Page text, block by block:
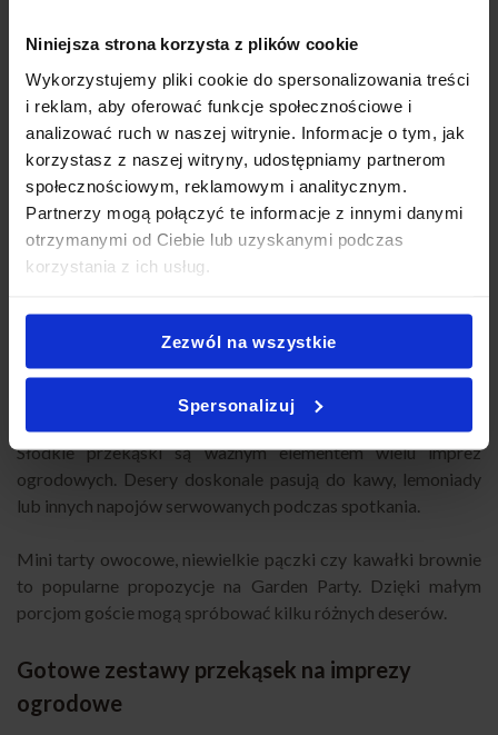
Niniejsza strona korzysta z plików cookie
Wykorzystujemy pliki cookie do spersonalizowania treści
i reklam, aby oferować funkcje społecznościowe i
analizować ruch w naszej witrynie. Informacje o tym, jak
korzystasz z naszej witryny, udostępniamy partnerom
społecznościowym, reklamowym i analitycznym.
Partnerzy mogą połączyć te informacje z innymi danymi
otrzymanymi od Ciebie lub uzyskanymi podczas
korzystania z ich usług.
Zezwól na wszystkie
Spersonalizuj
spotkania.
Świeże owoce i lekkie przekąski
Imprezy ogrodowe często odbywają się w ciepłe dni, dlatego
lekkie jedzenie jest najlepszym wyborem. Świeże owoce i
warzywa dodają koloru stołowi cateringowemu i sprawiają,
że menu wygląda bardziej atrakcyjnie.
to dobre uzupełnienie menu. Takie propozycje świetnie
pasują do letnich spotkań w ogrodzie.
Słodkie przekąski na Garden Party
Słodkie przekąski są ważnym elementem wielu imprez
ogrodowych. Desery doskonale pasują do kawy, lemoniady
lub innych napojów serwowanych podczas spotkania.
Mini tarty owocowe, niewielkie pączki czy kawałki brownie
to popularne propozycje na Garden Party. Dzięki małym
porcjom goście mogą spróbować kilku różnych deserów.
Gotowe zestawy przekąsek na imprezy
ogrodowe